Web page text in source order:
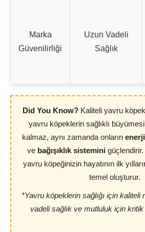
Marka
Güvenilirliği
Uzun Vadeli
Sağlık
Did You Know?Kaliteli yavru
yavru köpeklerin sağlıklı
kalmaz, aynı zamanda onların
ve bağışıklık sisteminigüçlendirir.
yavru köpeğinizin hayatının ilk
temel oluşturur.
*Yavru köpeklerin sağlığı için
vadeli sağlık ve mutluluk için